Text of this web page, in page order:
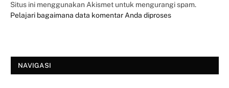
Situs ini menggunakan Akismet untuk mengurangi spam.
Pelajari bagaimana data komentar Anda diproses
NAVIGASI